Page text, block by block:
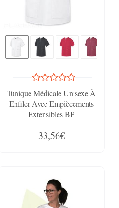
Tunique Médicale Unisexe À
Enfiler Avec Empiècements
Extensibles BP
33,56€